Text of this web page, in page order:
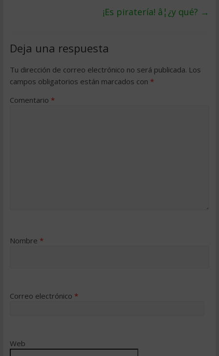
¡Es piratería! â¦¿y qué? →
Deja una respuesta
Tu dirección de correo electrónico no será publicada. Los
campos obligatorios están marcados con *
Comentario *
Nombre *
Correo electrónico *
Web